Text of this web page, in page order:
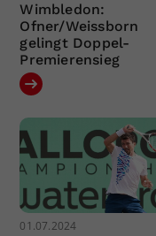
Wimbledon:
Ofner/Weissborn
gelingt Doppel-
Premierensieg
01.07.2024